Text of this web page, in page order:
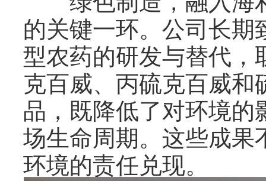
的关键一环。公司长
型农药的研发与替代
克百威、丙硫克百威
品，既降低了对环境
场生命周期。这些成
环境的责任兑现。